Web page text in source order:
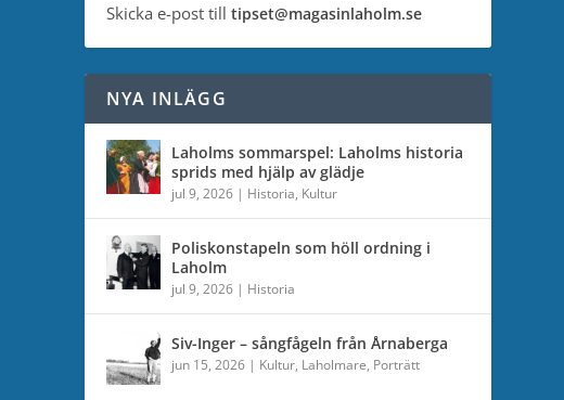
Skicka e-post till tipset@magasinlaholm.se
NYA INLÄGG
Laholms sommarspel: Laholms historia
sprids med hjälp av glädje
jul 9, 2026| Historia, Kultur
Poliskonstapeln som höll ordning i
Laholm
jul 9, 2026| Historia
Siv-Inger – sångfågeln från Årnaberga
jun 15, 2026| Kultur, Laholmare, Porträtt